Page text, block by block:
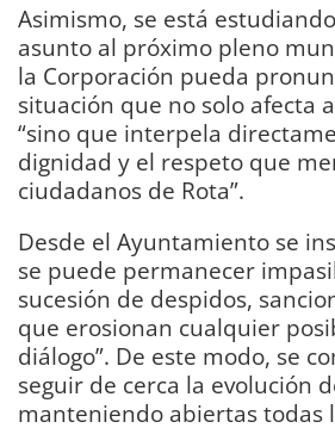
Asimismo, se está
asunto al próximo pleno
la Corporación pueda
situación que no solo afecta
“sino que interpela
dignidad y el respeto que
ciudadanos de Rota”.
Desde el Ayuntamiento se
se puede permanecer
sucesión de despidos,
que erosionan cualquier
diálogo”. De este modo, se
seguir de cerca la evolución
manteniendo abiertas todas